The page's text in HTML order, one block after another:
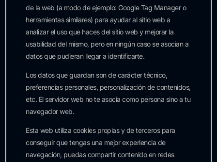
de la web (a modo de ejemplo: Google Tag Manager o
herramientas similares) para ayudar al sitio web a
analizar el uso que haces del sitio web y mejorar la
usabilidad del mismo, pero en ningún caso se asocian a
datos que pudieran llegar a identificarte.
Los datos que guardan son de carácter técnico,
preferencias personales, personalización de contenidos,
etc. El servidor web no te asocia como persona sino a tu
navegador web.
Esta web utiliza cookies propias y de terceros para
conseguir que tengas una mejor experiencia de
navegación, puedas compartir contenido en redes